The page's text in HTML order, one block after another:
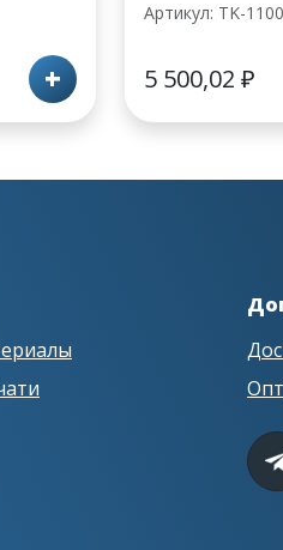
+
Артикул: TK-1100
5 500,02 ₽
Опт